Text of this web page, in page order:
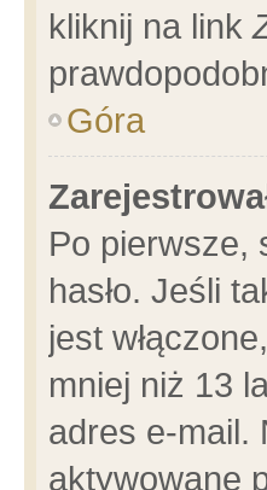
kliknij na link
Góra
Po pierwsze,
hasło. Jeśli
jest
mniej niż 13
adres e-mail.
aktywowane